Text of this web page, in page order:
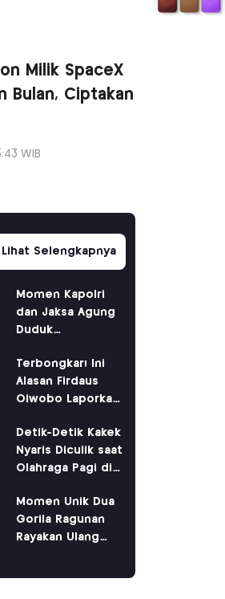
Milik SpaceX
Bulan, Ciptakan
WIB
Lihat Selengkapnya
Momen Kapolri
dan Jaksa Agung
Duduk
IPDN
Terbongkar! Ini
Alasan Firdaus
Oiwobo Laporkan
Polres Tangsel
Detik-Detik Kakek
Nyaris Diculik saat
Olahraga Pagi di
Momen Unik Dua
Gorila Ragunan
Rayakan Ulang